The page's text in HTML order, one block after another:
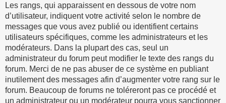
Les rangs, qui apparaissent en dessous de votre nom
d’utilisateur, indiquent votre activité selon le nombre de
messages que vous avez publié ou identifient certains
utilisateurs spécifiques, comme les administrateurs et les
modérateurs. Dans la plupart des cas, seul un
administrateur du forum peut modifier le texte des rangs du
forum. Merci de ne pas abuser de ce système en publiant
inutilement des messages afin d’augmenter votre rang sur le
forum. Beaucoup de forums ne toléreront pas ce procédé et
un administrateur ou un modérateur pourra vous sanctionner